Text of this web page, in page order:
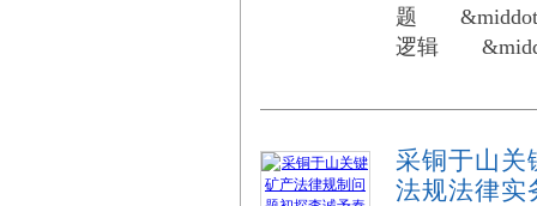
题 &middot;
逻辑
采铜于山关
法规法律实